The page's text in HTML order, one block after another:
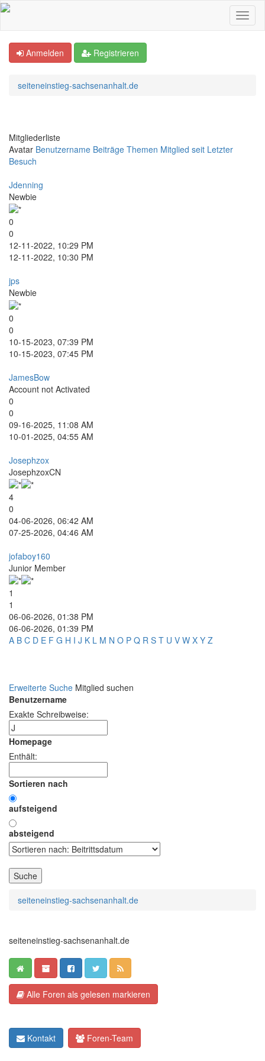
Anmelden Registrieren
seiteneinstieg-sachsenanhalt.de
Mitgliederliste
Avatar Benutzername Beiträge Themen Mitglied seit Letzter
Besuch
Jdenning
Newbie
0
0
12-11-2022, 10:29 PM
12-11-2022, 10:30 PM
jps
Newbie
0
0
10-15-2023, 07:39 PM
10-15-2023, 07:45 PM
JamesBow
Account not Activated
0
0
09-16-2025, 11:08 AM
10-01-2025, 04:55 AM
Josephzox
JosephzoxCN
4
0
04-06-2026, 06:42 AM
07-25-2026, 04:46 AM
jofaboy160
Junior Member
1
1
06-06-2026, 01:38 PM
06-06-2026, 01:39 PM
A B C D E F G H I J K L M N O P Q R S T U V W X Y Z
Erweiterte Suche Mitglied suchen
Benutzername
Exakte Schreibweise:
Homepage
Enthält:
Sortieren nach
aufsteigend
absteigend
seiteneinstieg-sachsenanhalt.de
seiteneinstieg-sachsenanhalt.de
Alle Foren als gelesen markieren
Kontakt Foren-Team